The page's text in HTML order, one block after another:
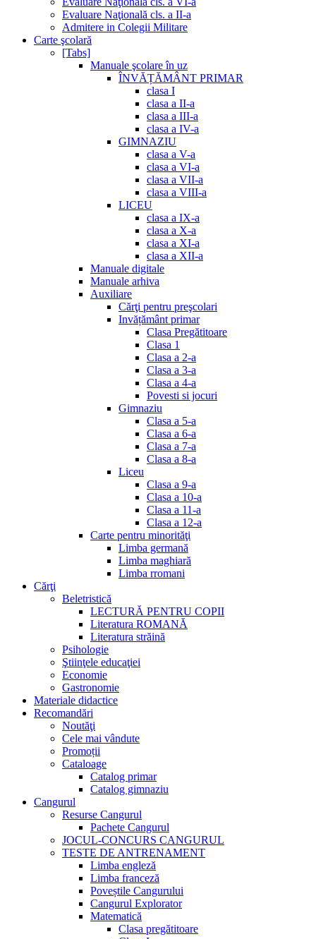
Evaluare Naţională cls. a II-a
Admitere in Colegii Militare
Carte şcolară
[Tabs]
Manuale şcolare în uz
ÎNVĂȚĂMÂNT PRIMAR
clasa I
clasa a II-a
clasa a III-a
clasa a IV-a
GIMNAZIU
clasa a V-a
clasa a VI-a
clasa a VII-a
clasa a VIII-a
LICEU
clasa a IX-a
clasa a X-a
clasa a XI-a
clasa a XII-a
Manuale digitale
Manuale arhiva
Auxiliare
Cărţi pentru preşcolari
Invățământ primar
Clasa Pregătitoare
Clasa 1
Clasa a 2-a
Clasa a 3-a
Clasa a 4-a
Povesti si jocuri
Gimnaziu
Clasa a 5-a
Clasa a 6-a
Clasa a 7-a
Clasa a 8-a
Liceu
Clasa a 9-a
Clasa a 10-a
Clasa a 11-a
Clasa a 12-a
Carte pentru minorităţi
Limba germană
Limba maghiară
Limba rromani
Cărţi
Beletristică
LECTURĂ PENTRU COPII
Literatura ROMANĂ
Literatura străină
Psihologie
Ştiinţele educaţiei
Economie
Gastronomie
Materiale didactice
Recomandări
Noutăţi
Cele mai vândute
Promoții
Cataloage
Catalog primar
Catalog gimnaziu
Cangurul
Resurse Cangurul
Pachete Cangurul
JOCUL-CONCURS CANGURUL
TESTE DE ANTRENAMENT
Limba engleză
Limba franceză
Poveștile Cangurului
Cangurul Explorator
Matematică
Clasa pregătitoare